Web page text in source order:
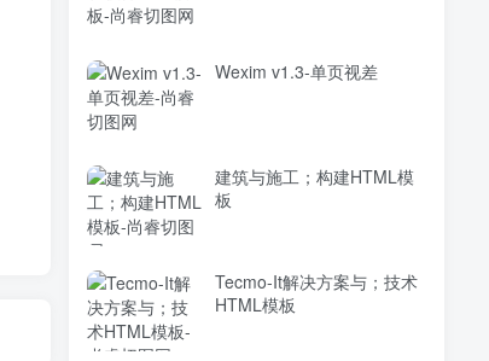
Wexim v1.3-单页视差
建筑与施工；构建HTML模
板
Tecmo-It解决方案与；技术
HTML模板